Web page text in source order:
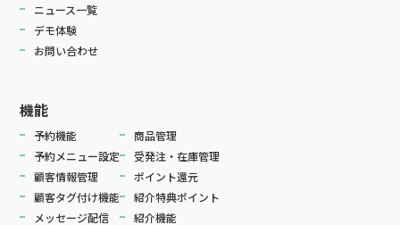
ニュース一覧
デモ体験
お問い合わせ
機能
予約機能
予約メニュー設定
顧客情報管理
顧客タグ付け機能
メッセージ配信
商品管理
受発注・在庫管理
ポイント還元
紹介特典ポイント
紹介機能